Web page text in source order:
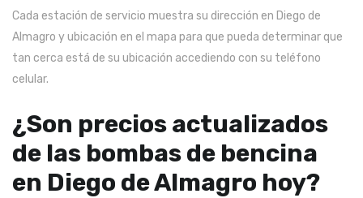
Cada estación de servicio muestra su dirección en Diego de
Almagro y ubicación en el mapa para que pueda determinar que
tan cerca está de su ubicación accediendo con su teléfono
celular.
¿Son precios actualizados
de las bombas de bencina
en Diego de Almagro hoy?